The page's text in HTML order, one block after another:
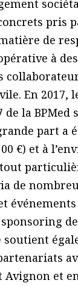
pris
de
à
En 2017,
la BPMed
part a
€) et à
tout
de
soutient
Avignon et